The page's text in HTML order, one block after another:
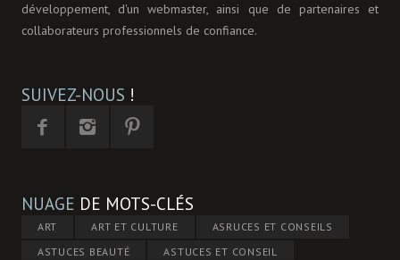
développement, d'un webmaster, ainsi que de partenaires et
collaborateurs professionnels de confiance.
SUIVEZ-NOUS !
NUAGE DE MOTS-CLÉS
ART ART ET CULTURE
ASRUCES ET CONSEILS
ASTUCES BEAUTÉ
ASTUCES ET CONSEIL